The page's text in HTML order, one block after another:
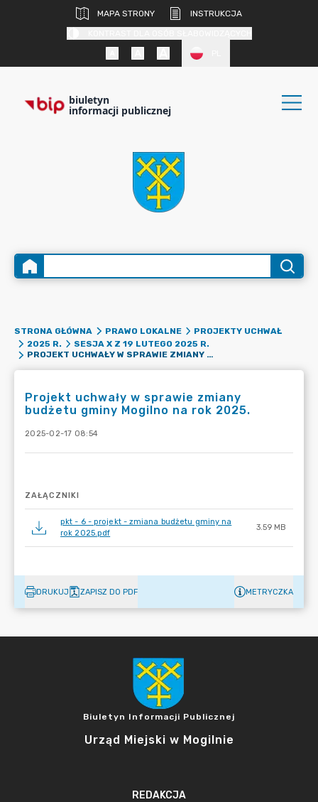
MAPA STRONY
INSTRUKCJA
biuletyn
informacji publicznej
STRONA GŁÓWNA PRAWO LOKALNE
PROJEKTY UCHWAŁ
2025 R.
SESJA X Z 19 LUTEGO 2025 R.
PROJEKT UCHWAŁY W SPRAWIE ZMIANY BUDŻETU GMINY MOGILNO NA ROK 2025.
Projekt uchwały w sprawie zmiany
budżetu gminy Mogilno na rok 2025.
2025-02-17 08:54
ZAŁĄCZNIKI
pkt - 6 - projekt - zmiana budżetu gminy na
rok 2025.pdf
3.59 MB
DRUKUJ ZAPISZ DO PDF METRYCZKA
Biuletyn Informacji Publicznej
Urząd Miejski w Mogilnie
REDAKCJA